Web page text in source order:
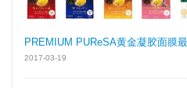
PREMIUM PUReSA黄金凝胶面膜
2017-03-19